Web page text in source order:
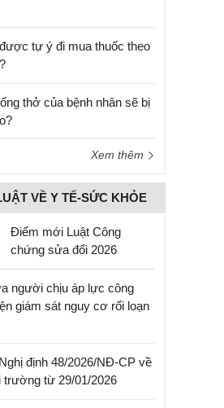
tự ý đi mua thuốc theo
thở của bệnh nhân sẽ bị
Xem thêm
VỀ Y TẾ-SỨC KHỎE
Điểm mới Luật Công
chứng sửa đổi 2026
người chịu áp lực công
giám sát nguy cơ rối loạn
định 48/2026/NĐ-CP về
trường từ 29/01/2026